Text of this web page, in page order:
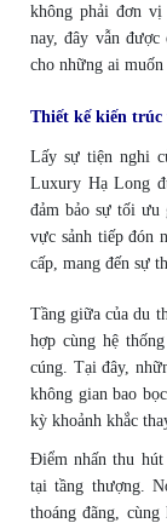
không phải đơn vị
nay, đây vẫn
cho những ai
Thiết kế kiến trúc
Lấy sự tiện nghi
Luxury Hạ Long
đảm bảo sự tối
vực sảnh tiếp đón
cấp, mang đến sự
Tầng giữa của du
hợp cùng hệ
cúng. Tại đây,
không gian bao
kỳ khoảnh khắc
Điểm nhấn thu
tại tầng thượng.
thoáng đãng,